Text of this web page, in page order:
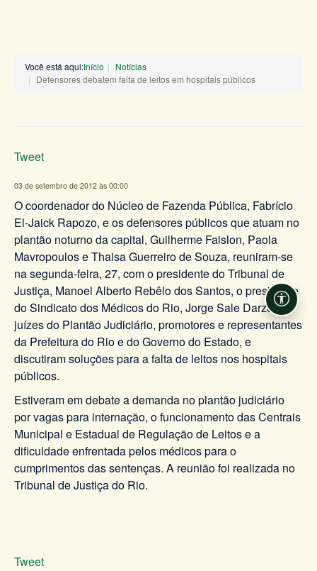
Você está aqui:Início
Notícias
Defensores debatem falta de leitos em hospitais públicos
Tweet
03 de setembro de 2012 às 00:00
O coordenador do Núcleo de Fazenda Pública, Fabrício
El-Jaick Rapozo, e os defensores públicos que atuam no
plantão noturno da capital, Guilherme Faislon, Paola
Mavropoulos e Thaisa Guerreiro de Souza, reuniram-se
na segunda-feira, 27, com o presidente do Tribunal de
Justiça, Manoel Alberto Rebêlo dos Santos, o presidente
do Sindicato dos Médicos do Rio, Jorge Sale Darze,
juízes do Plantão Judiciário, promotores e representantes
da Prefeitura do Rio e do Governo do Estado, e
discutiram soluções para a falta de leitos nos hospitais
públicos.
Estiveram em debate a demanda no plantão judiciário
por vagas para internação, o funcionamento das Centrais
Municipal e Estadual de Regulação de Leitos e a
dificuldade enfrentada pelos médicos para o
cumprimentos das sentenças. A reunião foi realizada no
Tribunal de Justiça do Rio.
Tweet